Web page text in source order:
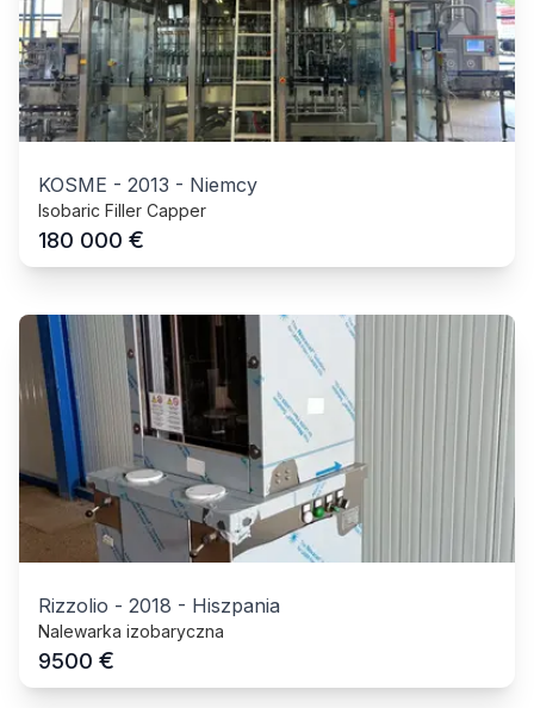
KOSME - 2013 - Niemcy
Isobaric Filler Capper
180 000 €
Rizzolio - 2018 - Hiszpania
Nalewarka izobaryczna
9500 €